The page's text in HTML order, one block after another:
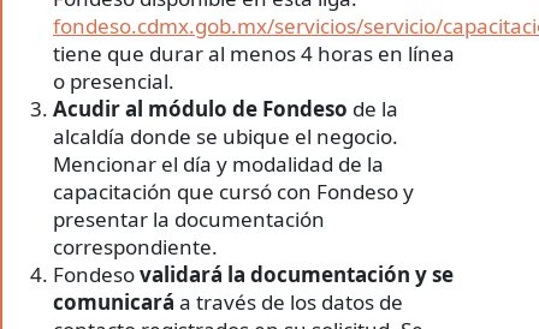
fondeso.cdmx.gob.mx/servicios/servicio/
tiene que durar al menos 4 horas en línea
o presencial.
Acudir al módulo de Fondeso de la
alcaldía donde se ubique el negocio.
Mencionar el día y modalidad de la
capacitación que cursó con Fondeso y
presentar la documentación
correspondiente.
Fondesovalidará la documentación y se
comunicará a través de los datos de